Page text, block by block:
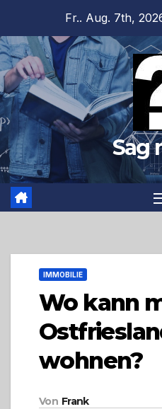
springen
Fr.. Aug. 7th,
Sag
IMMOBILIE
Wo kann
wohnen?
Von Frank